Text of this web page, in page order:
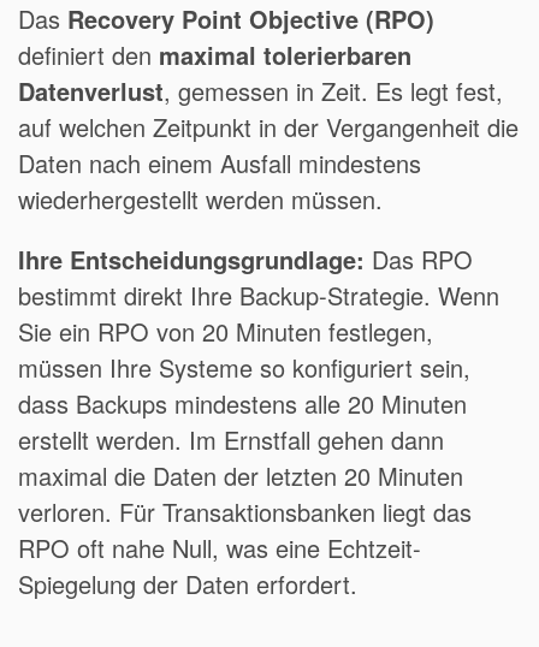
Das Recovery Point Objective (RPO)
definiert den maximal tolerierbaren
Datenverlust, gemessen in Zeit. Es legt fest,
auf welchen Zeitpunkt in der Vergangenheit die
Daten nach einem Ausfall mindestens
wiederhergestellt werden müssen.
Ihre Entscheidungsgrundlage: Das RPO
bestimmt direkt Ihre Backup-Strategie. Wenn
Sie ein RPO von 20 Minuten festlegen,
müssen Ihre Systeme so konfiguriert sein,
dass Backups mindestens alle 20 Minuten
erstellt werden. Im Ernstfall gehen dann
maximal die Daten der letzten 20 Minuten
verloren. Für Transaktionsbanken liegt das
RPO oft nahe Null, was eine Echtzeit-
Spiegelung der Daten erfordert.